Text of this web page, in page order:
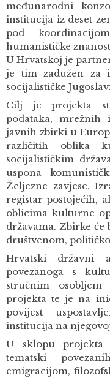
međunarodni
institucija iz deset
pod
humanističke
U Hrvatskoj je
je tim zadužen za
socijalističke
Cilj je projekta
podataka,
javnih zbirki u
različitih oblika
socijalističkim
uspona
Željezne zavjese.
registar postojećih,
oblicima kulturne
državama. Zbirke
društvenom,
Hrvatski državni
povezanoga s
stručnim
projekta te je na
povijest
institucija na
U sklopu projekta
tematski
emigracijom,